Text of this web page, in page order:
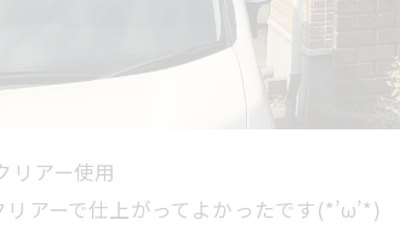
リアー使用
アーで仕上がってよかったです(*’ω’*)